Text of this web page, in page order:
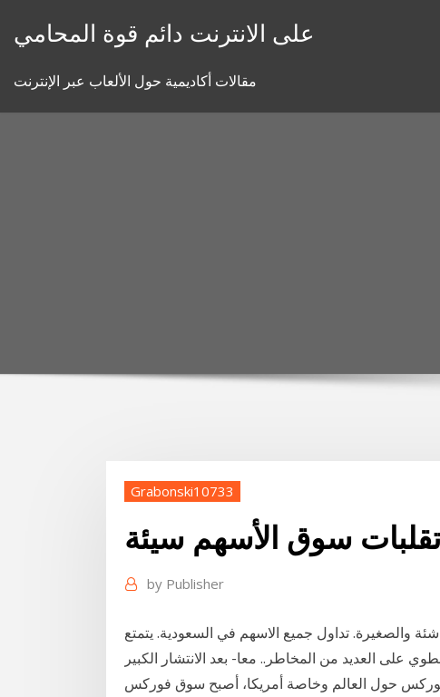
على الانترنت دائم قوة المحامي
مقالات أكاديمية حول الألعاب عبر الإنترنت
Grabonski10733
تقلبات سوق الأسهم سيئة
by Publisher
والصغيرة. تداول جميع الاسهم في السعودية. يتمتع
على العديد من المخاطر.. معا- بعد الانتشار الكبير
حول العالم وخاصة أمريكا، أصبح سوق فوركس